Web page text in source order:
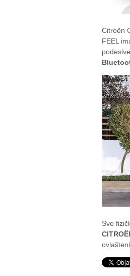
Citroën
FEEL
Sve